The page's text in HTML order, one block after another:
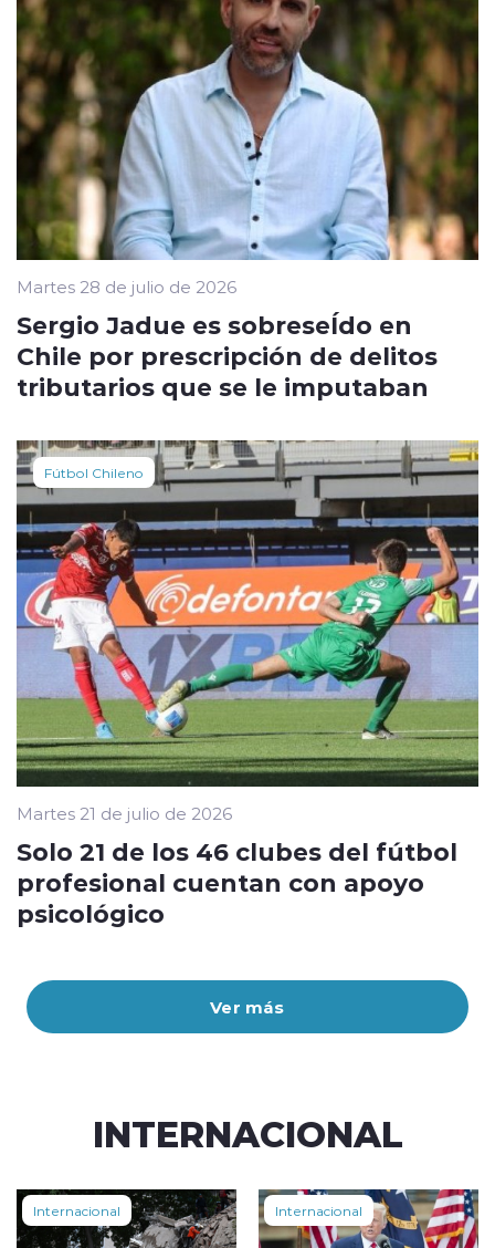
Ver más
Martes 28 de julio de 2026
Sergio Jadue es sobreseÍdo en
Chile por prescripción de delitos
tributarios que se le imputaban
Fútbol Chileno
Martes 21 de julio de 2026
Solo 21 de los 46 clubes del fútbol
profesional cuentan con apoyo
psicológico
INTERNACIONAL
Internacional Internacional